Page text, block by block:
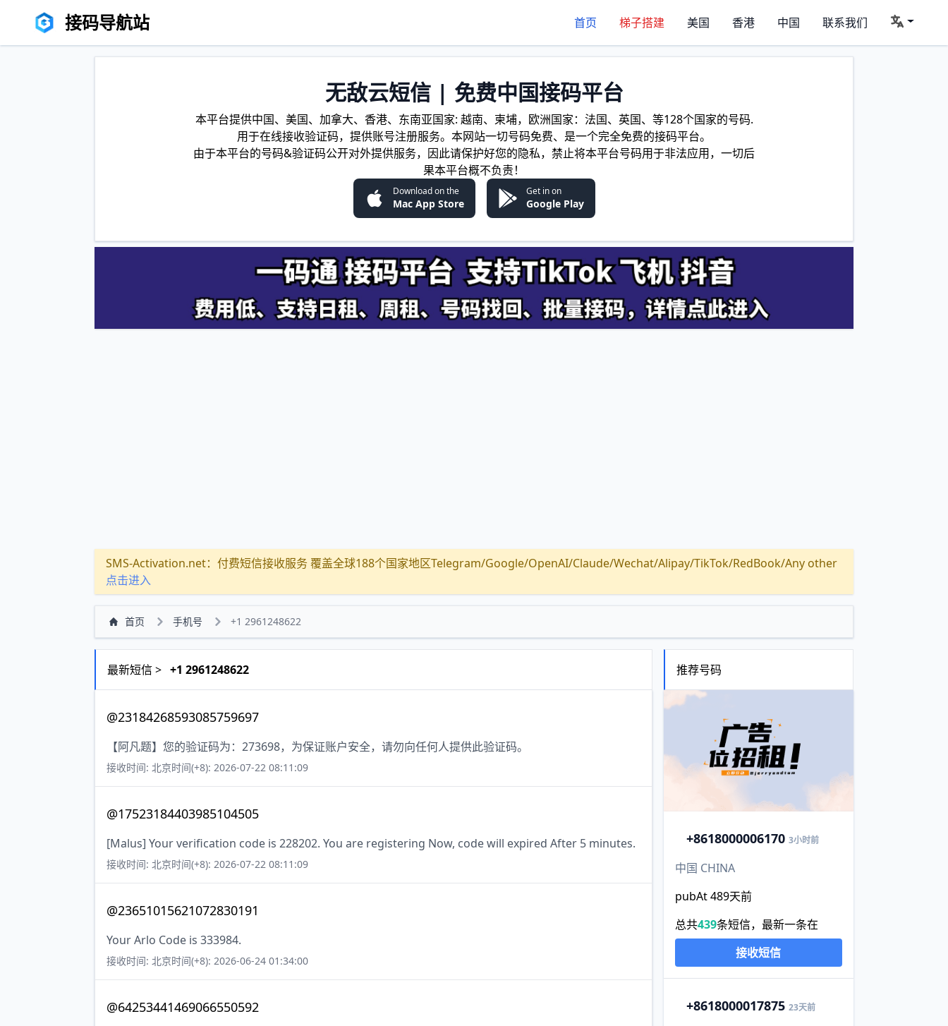
接码导航站 首页 梯子搭建 美国 香港 中国 联系我们
无敌云短信 | 免费中国接码平台
本平台提供中国、美国、加拿大、香港、东南亚国家: 越南、柬埔，欧洲国家：法国、英国、等128个国家的号码.
用于在线接收验证码，提供账号注册服务。本网站一切号码免费、是一个完全免费的接码平台。
由于本平台的号码&验证码公开对外提供服务，因此请保护好您的隐私，禁止将本平台号码用于非法应用，一切后
果本平台概不负责！
Download on the
Mac App Store
Get in on
Google Play
SMS-Activation.net：付费短信接收服务 覆盖全球188个国家地区Telegram/Google/OpenAI/Claude/Wechat/Alipay/TikTok/RedBook/Any other
点击进入
首页 手机号 +1 2961248622
最新短信 > +1 2961248622
@23184268593085759697
【阿凡题】您的验证码为：273698，为保证账户安全，请勿向任何人提供此验证码。
接收时间: 北京时间(+8): 2026-07-22 08:11:09
@17523184403985104505
[Malus] Your verification code is 228202. You are registering Now, code will expired After 5 minutes.
接收时间: 北京时间(+8): 2026-07-22 08:11:09
@23651015621072830191
Your Arlo Code is 333984.
接收时间: 北京时间(+8): 2026-06-24 01:34:00
@64253441469066550592
推荐号码
+8618000006170 3小时前
中国 CHINA
pubAt 489天前
总共439条短信，最新一条在
接收短信
+8618000017875 23天前